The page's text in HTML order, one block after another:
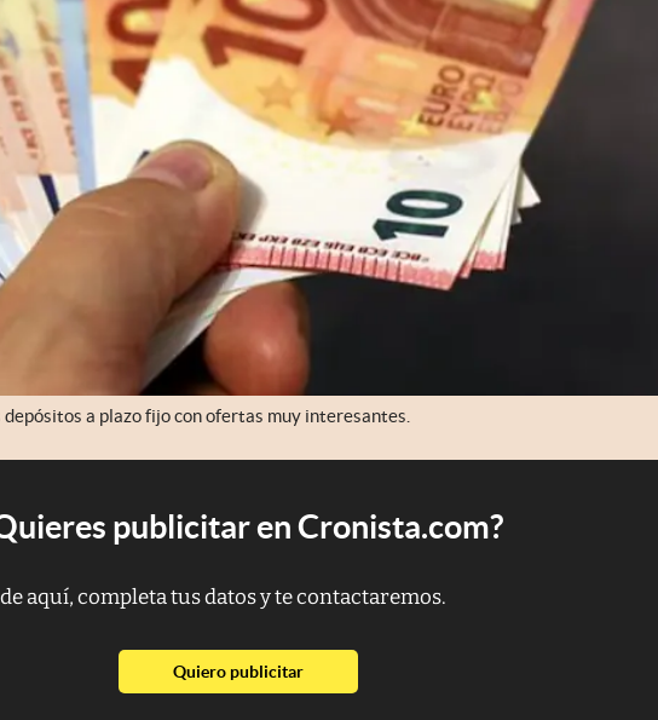
a plazo fijo con ofertas muy interesantes.
publicitar en Cronista.com?
aquí, completa tus datos y te contactaremos.
Quiero publicitarabre en nueva pestaña